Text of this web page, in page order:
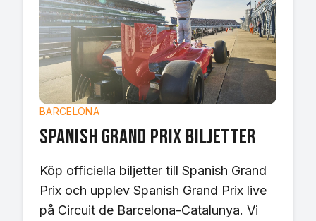
BARCELONA
Spanish Grand Prixbiljetter
Köp officiella biljetter till Spanish Grand
Prix och upplev Spanish Grand Prix live
på Circuit de Barcelona-Catalunya. Vi